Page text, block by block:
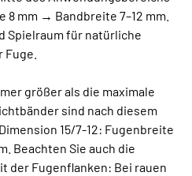
mm → Bandbreite 7–12 mm.
Spielraum für natürliche
größer als die maximale
sind nach diesem
15/7-12: Fugenbreite
Beachten Sie auch die
der Fugenflanken: Bei rauen